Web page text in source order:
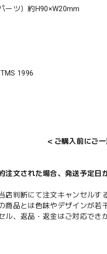
ーツ）約H90×W20mm
1996
＜ご購入前にご
注文された場合、発送予定日
店判断にて注文キャンセルす
商品とは色味やデザインが若
ル、返品・返金はご対応でき